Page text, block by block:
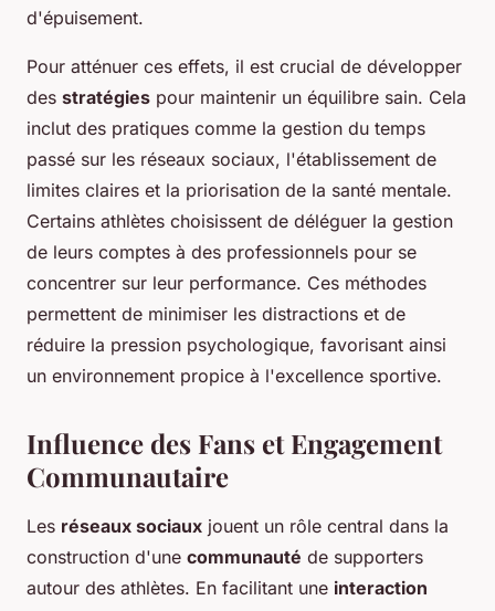
d'épuisement.
Pour atténuer ces effets, il est crucial de développer
des stratégies pour maintenir un équilibre sain. Cela
inclut des pratiques comme la gestion du temps
passé sur les réseaux sociaux, l'établissement de
limites claires et la priorisation de la santé mentale.
Certains athlètes choisissent de déléguer la gestion
de leurs comptes à des professionnels pour se
concentrer sur leur performance. Ces méthodes
permettent de minimiser les distractions et de
réduire la pression psychologique, favorisant ainsi
un environnement propice à l'excellence sportive.
Influence des Fans et Engagement
Communautaire
Les réseaux sociaux jouent un rôle central dans la
construction d'une communauté de supporters
autour des athlètes. En facilitant une interaction